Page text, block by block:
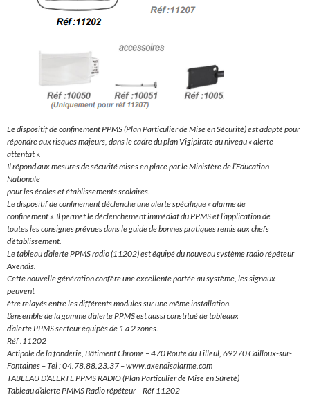
Le dispositif de confinement PPMS (Plan Particulier de Mise en Sécurité) est adapté pour
répondre aux risques majeurs, dans le cadre du plan Vigipirate au niveau « alerte
attentat ».
Il répond aux mesures de sécurité mises en place par le Ministère de l’Education
Nationale
pour les écoles et établissements scolaires.
Le dispositif de confinement déclenche une alerte spécifique « alarme de
confinement ». Il permet le déclenchement immédiat du PPMS et l’application de
toutes les consignes prévues dans le guide de bonnes pratiques remis aux chefs
d’établissement.
Le tableau d’alerte PPMS radio (11202) est équipé du nouveau système radio répéteur
Axendis.
Cette nouvelle génération confère une excellente portée au système, les signaux
peuvent
être relayés entre les différents modules sur une même installation.
L’ensemble de la gamme d’alerte PPMS est aussi constitué de tableaux
d’alerte PPMS secteur équipés de 1 a 2 zones.
Réf :11202
Actipole de la fonderie, Bâtiment Chrome – 470 Route du Tilleul, 69270 Cailloux-sur-
Fontaines – Tel : 04.78.88.23.37 – www.axendisalarme.com
TABLEAU D’ALERTE PPMS RADIO (Plan Particulier de Mise en Sûreté)
Tableau d’alerte PMMS Radio répéteur – Réf 11202